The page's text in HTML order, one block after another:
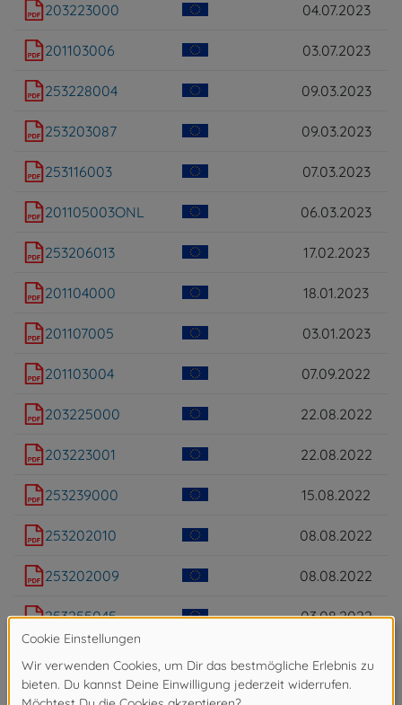
203223000 04.07.2023
201103006 03.07.2023
253228004 09.03.2023
253203087 09.03.2023
253116003 07.03.2023
201105003ONL 06.03.2023
253206013 17.02.2023
201104000 18.01.2023
201107005 03.01.2023
201103004 07.09.2022
203225000 22.08.2022
203223001 22.08.2022
253239000 15.08.2022
253202010 08.08.2022
253202009 08.08.2022
253255045 03.08.2022
253229000 01.08.2022
253226000